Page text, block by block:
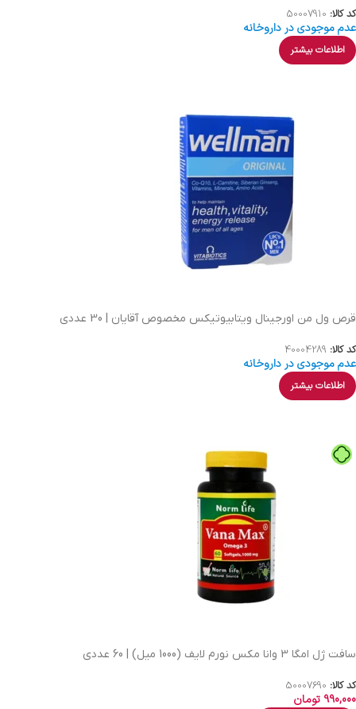
کد کالا: 50007910
عدم موجودی در داروخانه
اطلاعات بیشتر
قرص ول من اورجینال ویتابیوتیکس مخصوص آقایان | 30 عددی
کد کالا: 40004289
عدم موجودی در داروخانه
اطلاعات بیشتر
سافت ژل امگا 3 وانا مکس نورم لایف (1000 میل) | 60 عددی
کد کالا: 50007690
990,000 تومان